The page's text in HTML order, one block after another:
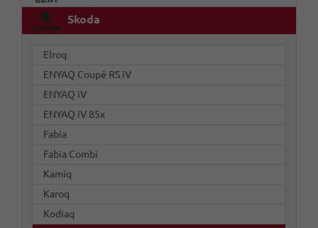
Skoda
Elroq
ENYAQ Coupé RS iV
ENYAQ iV
ENYAQ iV 85x
Fabia
Fabia Combi
Kamiq
Karoq
Kodiaq